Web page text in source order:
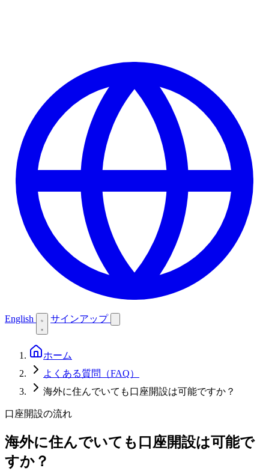
English サインアップ
ホーム
よくある質問（FAQ）
海外に住んでいても口座開設は可能ですか？
口座開設の流れ
海外に住んでいても口座開設は可能で
すか？